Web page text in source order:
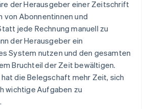
der Herausgeber einer Zeitschrift
von Abonnentinnen und
jede Rechnung manuell zu
der Herausgeber ein
System nutzen und den gesamten
Bruchteil der Zeit bewältigen.
die Belegschaft mehr Zeit, sich
wichtige Aufgaben zu